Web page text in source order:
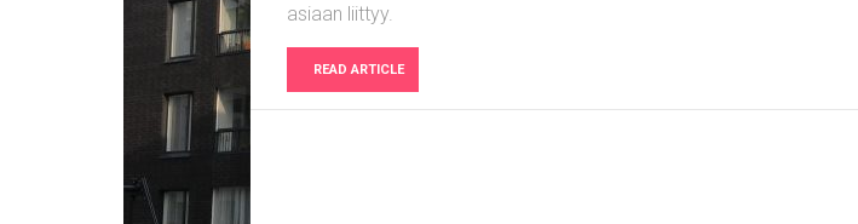
asiaan liittyy.
READ ARTICLE